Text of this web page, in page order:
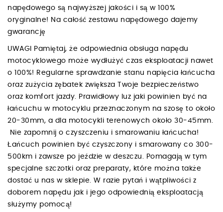
napędowego są najwyższej jakości i są w 100%
oryginalne! Na całość zestawu napędowego dajemy
gwarancję
UWAGI Pamiętaj, że odpowiednia obsługa napędu
motocyklowego może wydłużyć czas eksploatacji nawet
o 100%! Regularne sprawdzanie stanu napięcia łańcucha
oraz zużycia zębatek zwiększa Twoje bezpieczeństwo
oraz komfort jazdy. Prawidłowy luz jaki powinien być na
łańcuchu w motocyklu przeznaczonym na szosę to około
20-30mm, a dla motocykli terenowych około 30-45mm.
Nie zapomnij o czyszczeniu i smarowaniu łańcucha!
Łańcuch powinien być czyszczony i smarowany co 300-
500km i zawsze po jeździe w deszczu. Pomagają w tym
specjalne szczotki oraz preparaty, które można także
dostać u nas w sklepie. W razie pytań i wątpliwości z
doborem napędu jak i jego odpowiednią eksploatacją
służymy pomocą!